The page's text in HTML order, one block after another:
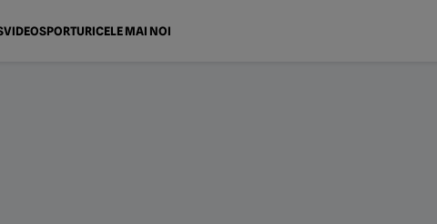
VIDEOSPORTURICELE MAI NOI